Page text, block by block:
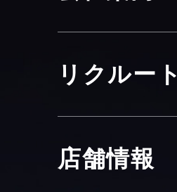
リクルート
店舗情報